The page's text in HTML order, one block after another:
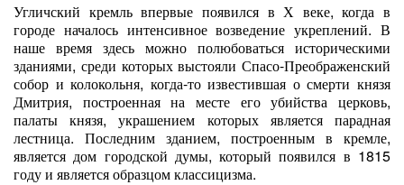
Угличский кремль впервые появился в Х веке, когда в
городе началось интенсивное возведение укреплений. В
наше время здесь можно полюбоваться историческими
зданиями, среди которых выстояли Спасо-Преображенский
собор и колокольня, когда-то известившая о смерти князя
Дмитрия, построенная на месте его убийства церковь,
палаты князя, украшением которых является парадная
лестница. Последним зданием, построенным в кремле,
является дом городской думы, который появился в 1815
году и является образцом классицизма.